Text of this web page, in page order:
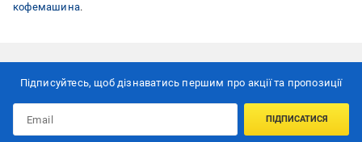
кофемашина.
Підписуйтесь, щоб дізнаватись першим про акції та пропозиції
ПІДПИСАТИСЯ